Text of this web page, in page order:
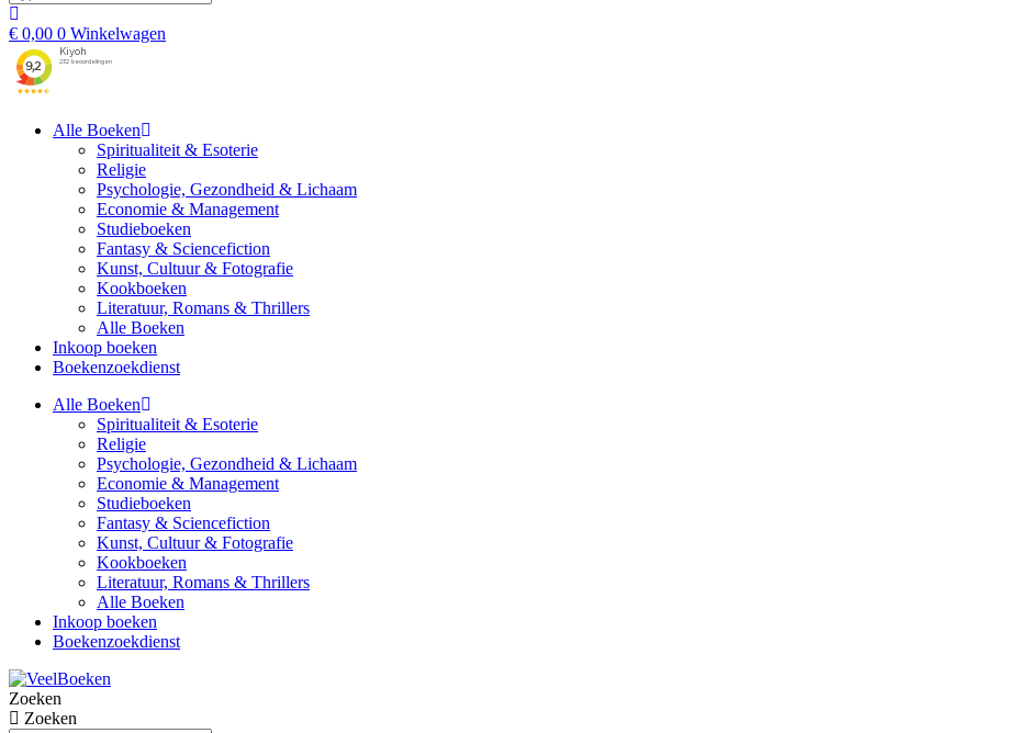
€ 0,00 0 Winkelwagen
Alle Boeken
Spiritualiteit & Esoterie
Religie
Psychologie, Gezondheid & Lichaam
Economie & Management
Studieboeken
Fantasy & Sciencefiction
Kunst, Cultuur & Fotografie
Kookboeken
Literatuur, Romans & Thrillers
Alle Boeken
Inkoop boeken
Boekenzoekdienst
Alle Boeken
Spiritualiteit & Esoterie
Religie
Psychologie, Gezondheid & Lichaam
Economie & Management
Studieboeken
Fantasy & Sciencefiction
Kunst, Cultuur & Fotografie
Kookboeken
Literatuur, Romans & Thrillers
Alle Boeken
Inkoop boeken
Boekenzoekdienst
Zoeken
Zoeken